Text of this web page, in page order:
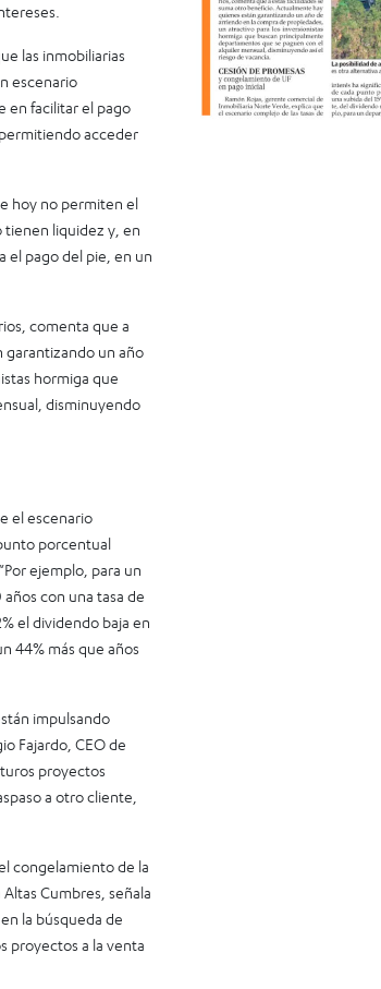
las inmobiliarias
escenario
en facilitar el pago
acceder
hoy no permiten el
tienen liquidez y, en
el pago del pie, en un
comenta que a
garantizando un año
hormiga que
disminuyendo
el escenario
porcentual
ejemplo, para un
con una tasa de
el dividendo baja en
44% más que años
impulsando
Fajardo, CEO de
proyectos
a otro cliente,
congelamiento de la
Cumbres, señala
la búsqueda de
proyectos a la venta